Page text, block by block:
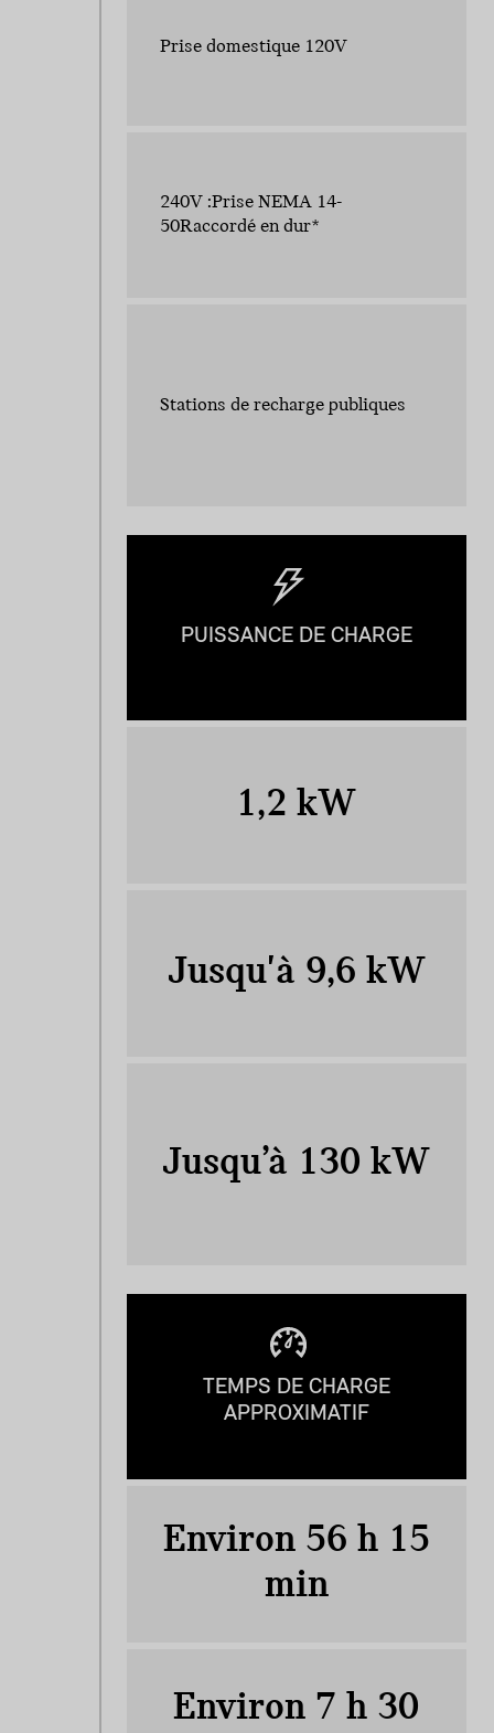
Prise domestique 120V
240V :Prise NEMA 14-
50Raccordé en dur*
Stations de recharge publiques
PUISSANCE DE CHARGE
1,2 kW
Jusqu'à 9,6 kW
Jusqu’à 130 kW
TEMPS DE CHARGE
APPROXIMATIF
Environ 56 h 15
min
Environ 7 h 30